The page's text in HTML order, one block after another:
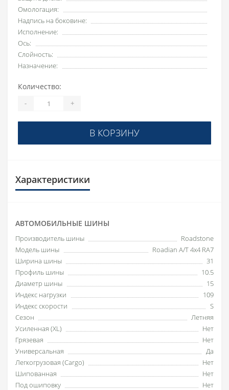
Омологация:
Надпись на боковине:
Исполнение:
Ось:
Слойность:
Назначение:
Количество:
- +
В КОРЗИНУ
Характеристики
АВТОМОБИЛЬНЫЕ ШИНЫ
Производитель шины
Roadstone
Модель шины
Roadian A/T 4x4 RA7
Ширина шины
31
Профиль шины
10.5
Диаметр шины
15
Индекс нагрузки
109
Индекс скорости
S
Сезон
Летняя
Усиленная (XL)
Нет
Грязевая
Нет
Универсальная
Да
Легкогрузовая (Cargo)
Нет
Шипованная
Нет
Под ошиповку
Нет